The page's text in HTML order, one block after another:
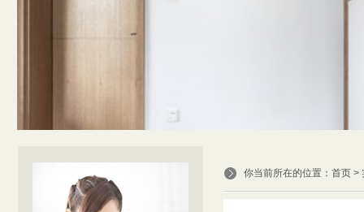
你当前所在的位置： 首页 >